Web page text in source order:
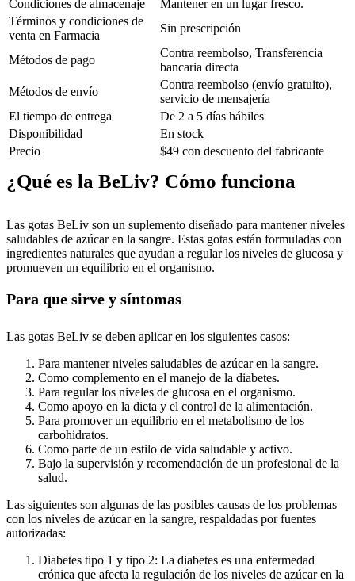
Condiciones de almacenaje
Mantener en un lugar fresco.
Términos y condiciones de
venta en Farmacia
Sin prescripción
Métodos de pago
Contra reembolso, Transferencia
bancaria directa
Métodos de envío
Contra reembolso (envío gratuito),
servicio de mensajería
El tiempo de entrega
De 2 a 5 días hábiles
Disponibilidad
En stock
Precio
$49 con descuento del fabricante
¿Qué es la BeLiv? Cómo funciona
Las gotas BeLiv son un suplemento diseñado para mantener niveles
saludables de azúcar en la sangre. Estas gotas están formuladas con
ingredientes naturales que ayudan a regular los niveles de glucosa y
promueven un equilibrio en el organismo.
Para que sirve y síntomas
Las gotas BeLiv se deben aplicar en los siguientes casos:
Para mantener niveles saludables de azúcar en la sangre.
Como complemento en el manejo de la diabetes.
Para regular los niveles de glucosa en el organismo.
Como apoyo en la dieta y el control de la alimentación.
Para promover un equilibrio en el metabolismo de los
carbohidratos.
Como parte de un estilo de vida saludable y activo.
Bajo la supervisión y recomendación de un profesional de la
salud.
Las siguientes son algunas de las posibles causas de los problemas
con los niveles de azúcar en la sangre, respaldadas por fuentes
autorizadas:
Diabetes tipo 1 y tipo 2: La diabetes es una enfermedad
crónica que afecta la regulación de los niveles de azúcar en la